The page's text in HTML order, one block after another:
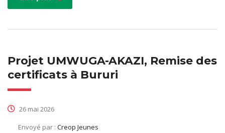
Projet UMWUGA-AKAZI, Remise des
certificats à Bururi
26 mai 2026
Envoyé par : Creop Jeunes